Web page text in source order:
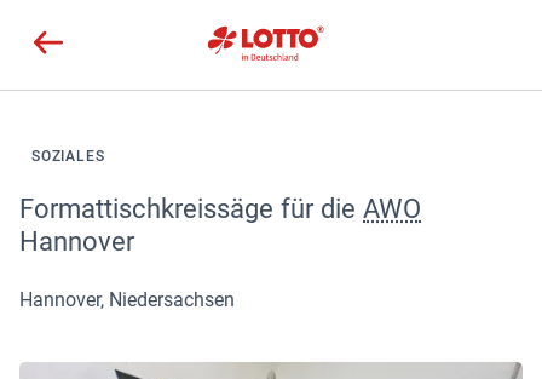
SOZIALES
Formattischkreissäge für die AWO
Hannover
Hannover, Niedersachsen